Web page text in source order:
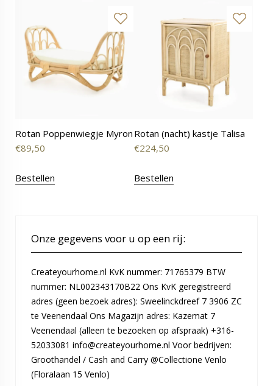
Rotan Poppenwiegje Myron
€89,50
Bestellen
Rotan (nacht) kastje Talisa
€224,50
Bestellen
Onze gegevens voor u op een rij:
Createyourhome.nl KvK nummer: 71765379 BTW
nummer: NL002343170B22 Ons KvK geregistreerd
adres (geen bezoek adres): Sweelinckdreef 7 3906 ZC
te Veenendaal Ons Magazijn adres: Kazemat 7
Veenendaal (alleen te bezoeken op afspraak) +316-
52033081 info@createyourhome.nl Voor bedrijven:
Groothandel / Cash and Carry @Collectione Venlo
(Floralaan 15 Venlo)